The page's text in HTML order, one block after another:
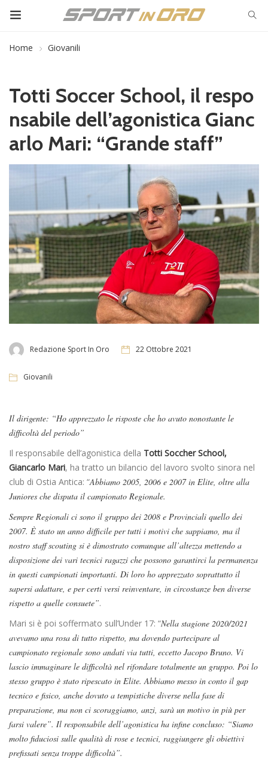
Home Giovanili
Totti Soccer School, il respo
nsabile dell’agonistica Gianc
arlo Mari: “Grande staff”
Redazione Sport In Oro 22 Ottobre 2021
Giovanili
Il dirigente: “Ho apprezzato le risposte che ho avuto nonostante le
difficoltà del periodo”
Il responsabile dell’agonistica della Totti Soccher School,
Giancarlo Mari, ha tratto un bilancio del lavoro svolto sinora nel
club di Ostia Antica: “Abbiamo 2005, 2006 e 2007 in Elite, oltre alla
Juniores che disputa il campionato Regionale.
Sempre Regionali ci sono il gruppo dei 2008 e Provinciali quello dei
2007. È stato un anno difficile per tutti i motivi che sappiamo, ma il
nostro staff scouting si è dimostrato comunque all’altezza mettendo a
disposizione dei vari tecnici ragazzi che possono garantirci la permanenza
in questi campionati importanti. Di loro ho apprezzato soprattutto il
sapersi adattare, e per certi versi reinventare, in circostanze ben diverse
rispetto a quelle consuete”.
Mari si è poi soffermato sull’Under 17: “Nella stagione 2020/2021
avevamo una rosa di tutto rispetto, ma dovendo partecipare al
campionato regionale sono andati via tutti, eccetto Jacopo Bruno. Vi
lascio immaginare le difficoltà nel rifondare totalmente un gruppo. Poi lo
stesso gruppo è stato ripescato in Elite. Abbiamo messo in conto il gap
tecnico e fisico, anche dovuto a tempistiche diverse nella fase di
preparazione, ma non ci scoraggiamo, anzi, sarà un motivo in più per
farsi valere”. Il responsabile dell’agonistica ha infine concluso: “Siamo
molto fiduciosi sulle qualità di rose e tecnici, raggiungere gli obiettivi
prefissati senza troppe difficoltà”.